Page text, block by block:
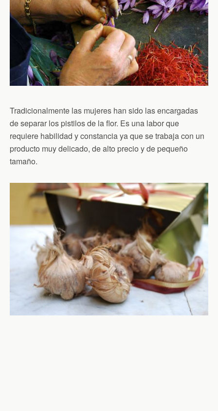
Tradicionalmente las mujeres han sido las encargadas
de separar los pistilos de la flor. Es una labor que
requiere habilidad y constancia ya que se trabaja con un
producto muy delicado, de alto precio y de pequeño
tamaño.